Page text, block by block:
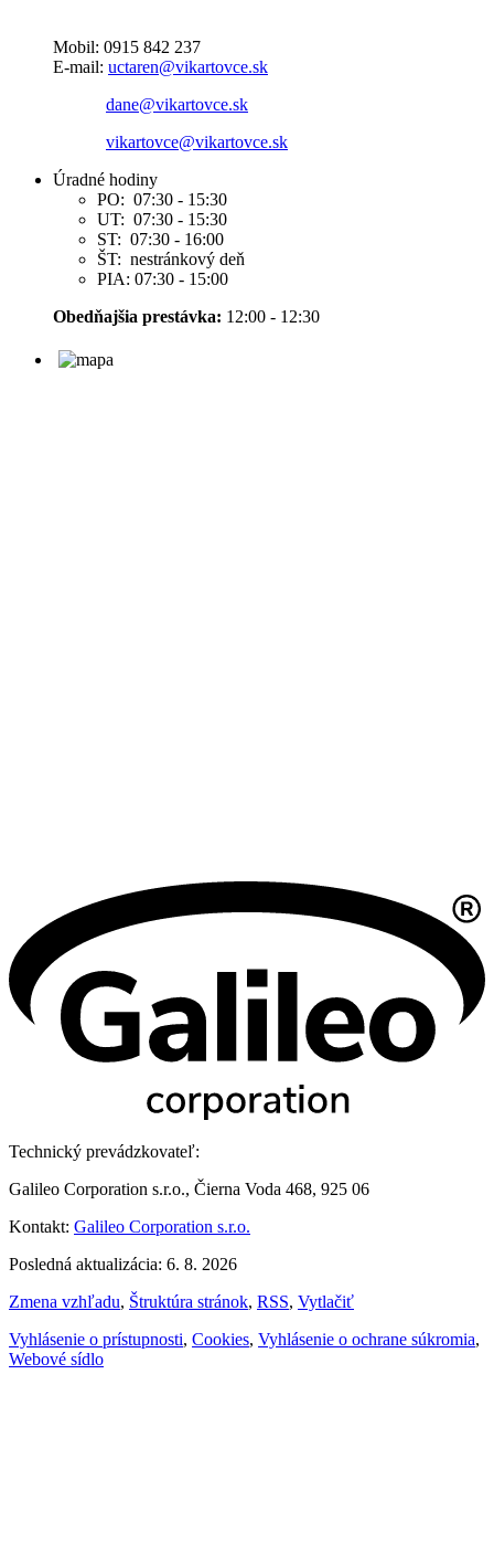
Mobil: 0915 842 237
E-mail: uctaren@vikartovce.sk
dane@vikartovce.sk
vikartovce@vikartovce.sk
Úradné hodiny
PO: 07:30 - 15:30
UT: 07:30 - 15:30
ST: 07:30 - 16:00
ŠT: nestránkový deň
PIA: 07:30 - 15:00
Obedňajšia prestávka: 12:00 - 12:30
Technický prevádzkovateľ:
Galileo Corporation s.r.o., Čierna Voda 468, 925 06
Kontakt: Galileo Corporation s.r.o.
Posledná aktualizácia: 6. 8. 2026
Zmena vzhľadu, Štruktúra stránok, RSS, Vytlačiť
Vyhlásenie o prístupnosti, Cookies, Vyhlásenie o ochrane súkromia,
Webové sídlo